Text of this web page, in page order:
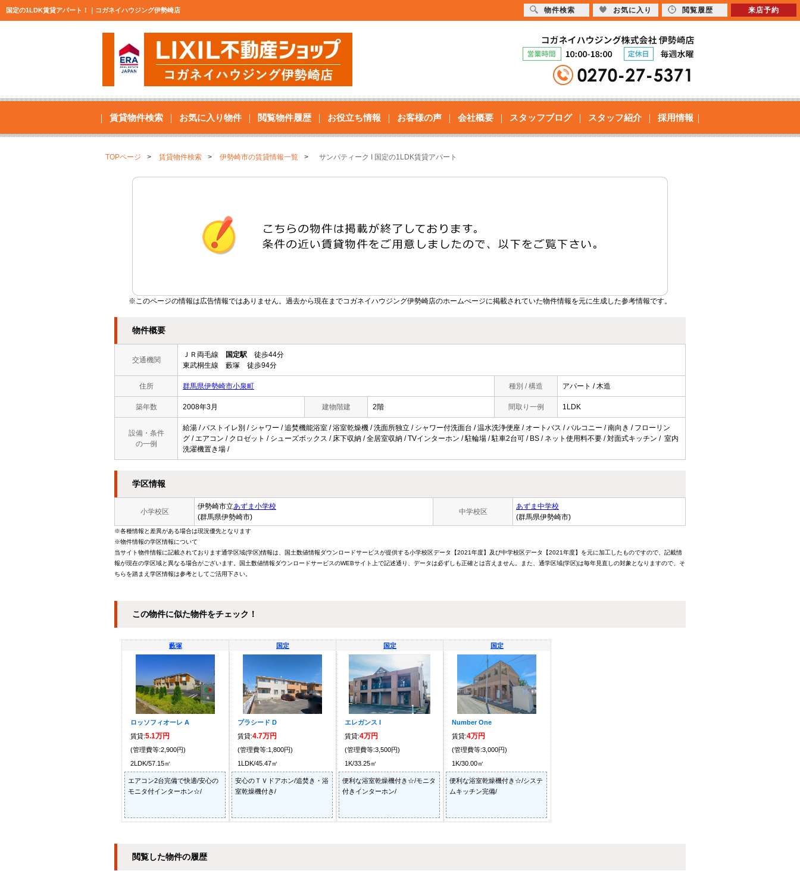
国定の1LDK賃貸アパート！｜コガネイハウジング伊勢崎店
賃貸物件検索 お気に入り物件 閲覧物件履歴 お役立ち情報 お客様の声 会社概要 スタッフブログ スタッフ紹介 採用情報
TOPページ 賃貸物件検索 伊勢崎市の賃貸情報一覧 サンパティーク I 国定の1LDK賃貸アパート
※このページの情報は広告情報ではありません。過去から現在までコガネイハウジング伊勢崎店のホームぺージに掲載されていた物件情報を元に生成した参考情報です。
物件概要
交通機関
ＪＲ両毛線 国定駅 徒歩44分
東武桐生線 藪塚 徒歩94分
住所 群馬県伊勢崎市小泉町 種別 / 構造 アパート / 木造
築年数 2008年3月 建物階建 2階 間取り一例 1LDK
設備・条件
の一例
給湯 / バストイレ別 / シャワー / 追焚機能浴室 / 浴室乾燥機 / 洗面所独立 / シャワー付洗面台 / 温水洗浄便座 / オートバス / バルコニー / 南向き / フローリン
グ / エアコン / クロゼット / シューズボックス / 床下収納 / 全居室収納 / TVインターホン / 駐輪場 / 駐車2台可 / BS / ネット使用料不要 / 対面式キッチン / 室内
洗濯機置き場 /
学区情報
小学校区
伊勢崎市立あずま小学校
(群馬県伊勢崎市)
中学校区
あずま中学校
(群馬県伊勢崎市)
※各種情報と差異がある場合は現況優先となります
※物件情報の学区情報について
当サイト物件情報に記載されております通学区域(学区)情報は、国土数値情報ダウンロードサービスが提供する小学校区データ【2021年度】及び中学校区データ【2021年度】を元に加工したものですので、記載情
報が現在の学区域と異なる場合がございます。国土数値情報ダウンロードサービスのWEBサイト上で記述通り、データは必ずしも正確とは言えません。また、通学区域(学区)は毎年見直しの対象となりますので、そ
ちらを踏まえ学区情報は参考としてご活用下さい。
この物件に似た物件をチェック！
藪塚
ロッソフィオーレ A
賃貸:5.1万円
(管理費等:2,900円)
2LDK/57.15㎡
エアコン2台完備で快適/安心の
モニタ付インターホン☆/
国定
プラシード D
賃貸:4.7万円
(管理費等:1,800円)
1LDK/45.47㎡
安心のＴＶドアホン/追焚き・浴
室乾燥機付き/
国定
エレガンス I
賃貸:4万円
(管理費等:3,500円)
1K/33.25㎡
便利な浴室乾燥機付き☆/モニタ
付きインターホン/
国定
Number One
賃貸:4万円
(管理費等:3,000円)
1K/30.00㎡
便利な浴室乾燥機付き☆/システ
ムキッチン完備/
閲覧した物件の履歴
物件検索 お気に入り 閲覧履歴 来店予約